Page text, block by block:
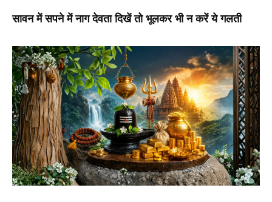
सावन में सपने में नाग देवता दिखें तो भूलकर भी न करें ये गलती